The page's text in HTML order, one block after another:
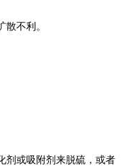
不利。
剂或吸附剂来脱硫，或者